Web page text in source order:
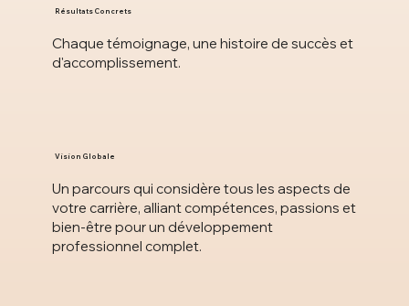
Chaque témoignage, une histoire de succès et
d'accomplissement.
Résultats Concrets
Un parcours qui considère tous les aspects de
votre carrière, alliant compétences, passions et
bien-être pour un développement
professionnel complet.
Vision Globale